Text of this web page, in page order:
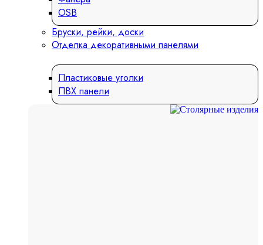
OSB
Бруски, рейки, доски
Отделка декоративными панелями
Пластиковые уголки
ПВХ панели